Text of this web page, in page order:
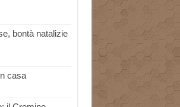
bontà natalizie
casa